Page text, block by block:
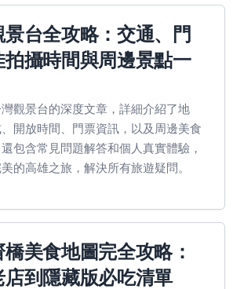
台全攻略：交通、門
拍攝時間與周邊景點一
觀景台的深度文章，詳細介紹了地
開放時間、門票資訊，以及周邊美食
包含常見問題解答和個人真實體驗，
的高雄之旅，解決所有旅遊疑問。
美食地圖完全攻略：
店到隱藏版必吃清單